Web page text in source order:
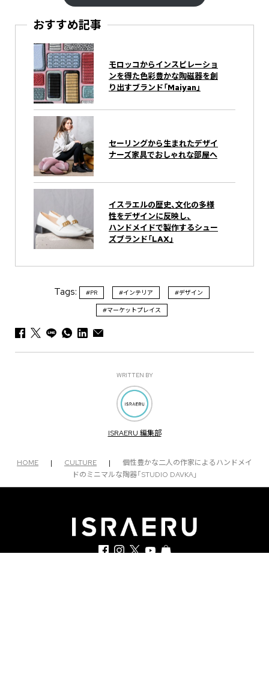
おすすめ記事
モロッコからインスピレーショ
ンを得た色彩豊かな陶磁器を創
り出すブランド「Maiyan」
セーリングから生まれたデザイ
ナーズ家具でおしゃれな部屋へ
イスラエルの歴史、文化の多様
性をデザインに反映し、
ハンドメイドで製作するシュー
ズブランド「LAX」
Tags: #PR #インテリア #デザイン
#マーケットプレイス
WRITTEN BY
ISRAERU 編集部
HOME | CULTURE |
個性豊かな二人の作家によるハンドメイ
ドのミニマルな陶器「STUDIO DAVKA」